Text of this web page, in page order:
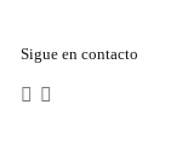
Sigue en contacto